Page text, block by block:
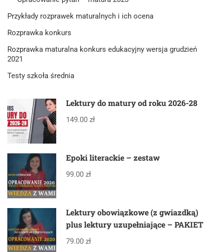
Przykłady rozprawek maturalnych i ich ocena
Rozprawka konkurs
Rozprawka maturalna konkurs edukacyjny wersja grudzień
2021
Testy szkoła średnia
Lektury do matury od roku 2026-28
149.00 zł
Epoki literackie – zestaw
99.00 zł
Lektury obowiązkowe (z gwiazdką)
plus lektury uzupełniające – PAKIET
79.00 zł